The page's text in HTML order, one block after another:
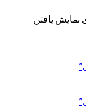
نمایش یافتن